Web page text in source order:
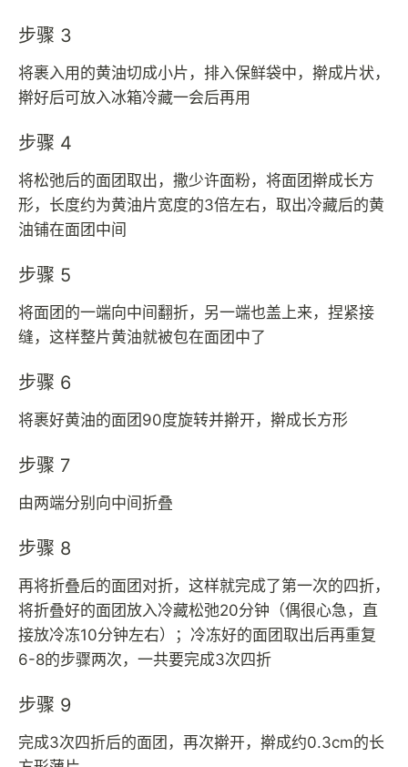
步骤 3
将裹入用的黄油切成小片，排入保鲜袋中，擀成片状，
擀好后可放入冰箱冷藏一会后再用
步骤 4
将松弛后的面团取出，撒少许面粉，将面团擀成长方
形，长度约为黄油片宽度的3倍左右，取出冷藏后的黄
油铺在面团中间
步骤 5
将面团的一端向中间翻折，另一端也盖上来，捏紧接
缝，这样整片黄油就被包在面团中了
步骤 6
将裹好黄油的面团90度旋转并擀开，擀成长方形
步骤 7
由两端分别向中间折叠
步骤 8
再将折叠后的面团对折，这样就完成了第一次的四折，
将折叠好的面团放入冷藏松弛20分钟（偶很心急，直
接放冷冻10分钟左右）；冷冻好的面团取出后再重复
6-8的步骤两次，一共要完成3次四折
步骤 9
完成3次四折后的面团，再次擀开，擀成约0.3cm的长